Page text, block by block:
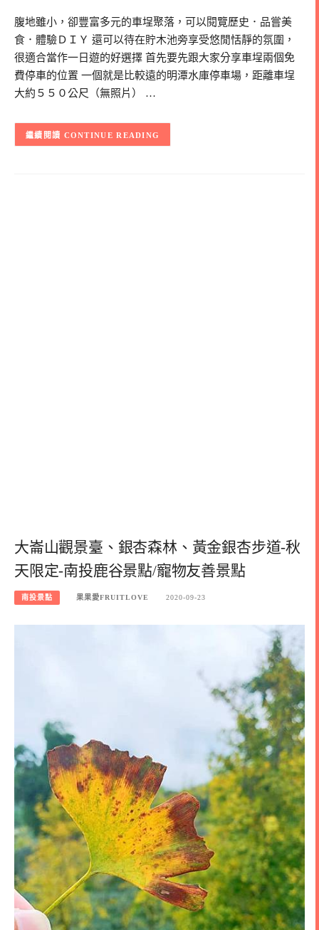
腹地雖小，卻豐富多元的車埕聚落，可以閱覽歷史．品嘗美
食．體驗ＤＩＹ 還可以待在貯木池旁享受悠閒恬靜的氛圍，
很適合當作一日遊的好選擇 首先要先跟大家分享車埕兩個免
費停車的位置 一個就是比較遠的明潭水庫停車場，距離車埕
大約５５０公尺（無照片） …
CONTINUE READING
大崙山觀景臺、銀杏森林、黃金銀杏步道-秋
天限定-南投鹿谷景點/寵物友善景點
南投景點 果果愛FRUITLOVE 2020-09-23